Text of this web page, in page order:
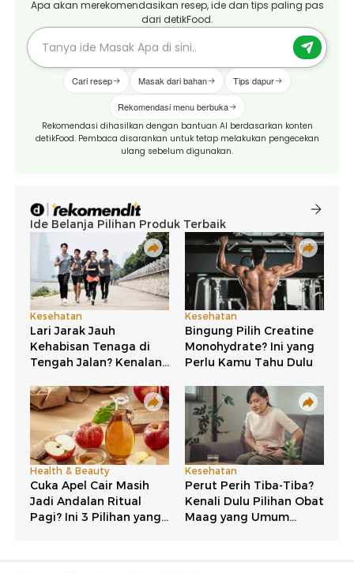
Apa akan merekomendasikan resep, ide dan tips paling pas
dari detikFood.
Cari resep Masak dari bahan Tips dapur
Rekomendasi menu berbuka
Rekomendasi dihasilkan dengan bantuan AI berdasarkan konten
detikFood. Pembaca disarankan untuk tetap melakukan pengecekan
ulang sebelum digunakan.